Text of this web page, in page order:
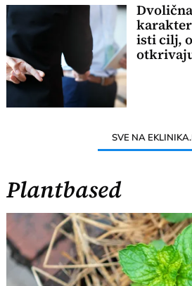
isti cilj,
SVE NA
Plantbased